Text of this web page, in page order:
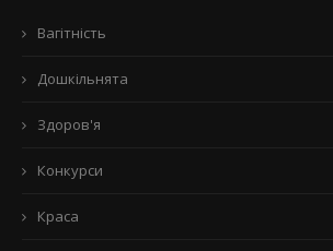
Вагітність
Дошкільнята
Здоров'я
Конкурси
Краса